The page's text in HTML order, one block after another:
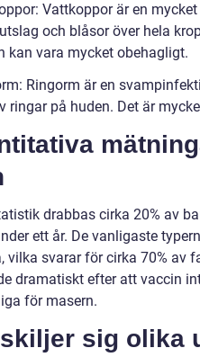
Vattkoppor är en
och blåsor över hela
kan vara mycket obehagligt.
Ringorm är en
ringar på huden. Det är
drabbas cirka 20% av
ett år. De vanligaste
vilka svarar för cirka 70% av
dramatiskt efter att vaccin
för masern.
sig olika